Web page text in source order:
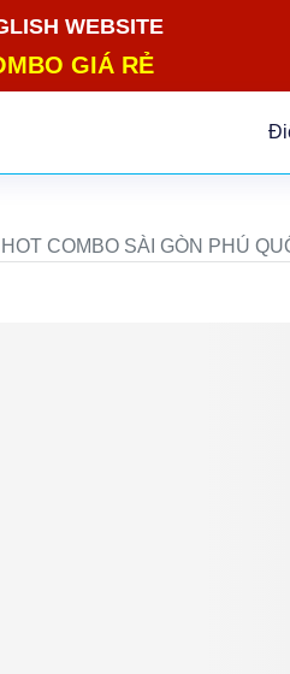
WEBSITE
GIÁ RẺ
HOT COMBO SÀI GÒN PHÚ